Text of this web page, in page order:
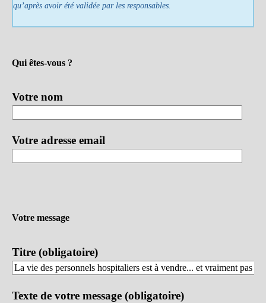
qu’après avoir été validée par les responsables.
Qui êtes-vous ?
Votre nom
Votre adresse email
Votre message
Titre (obligatoire)
Texte de votre message (obligatoire)